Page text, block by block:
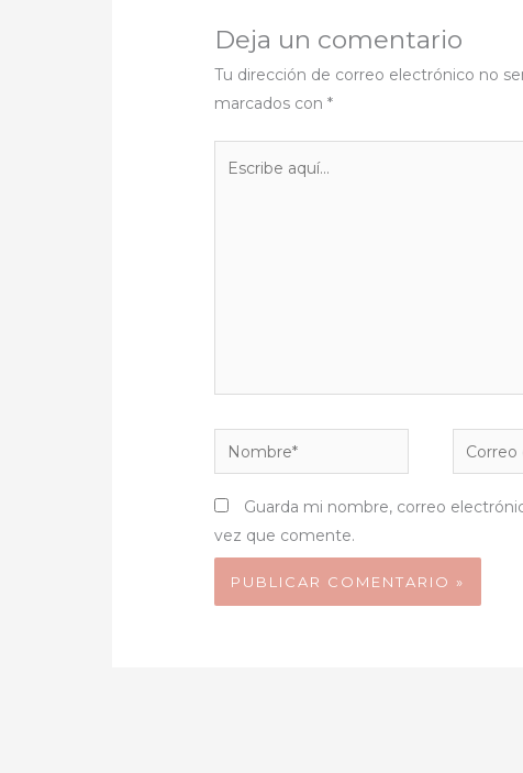
Deja un comentario
Tu dirección de correo electrónico no
marcados con*
Nombre*
Correo
Guarda mi nombre, correo
vez que comente.